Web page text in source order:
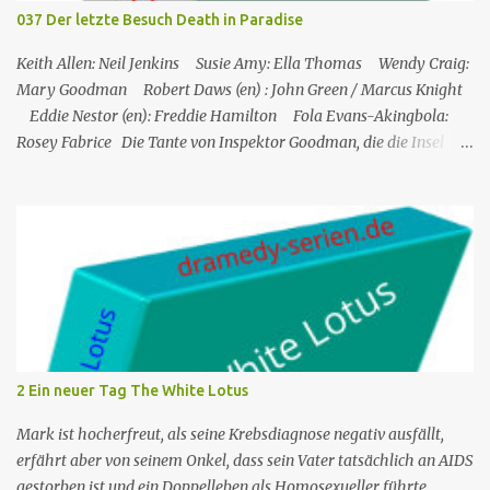
wo es ein Hotel namens Hotel Cecile gibt, das den Taylor-Brüdern
gemeinsam im Speisesa...
037 Der letzte Besuch Death in Paradise
Keith Allen: Neil Jenkins Susie Amy: Ella Thomas Wendy Craig:
Mary Goodman Robert Daws (en) : John Green / Marcus Knight
Eddie Nestor (en): Freddie Hamilton Fola Evans-Akingbola:
Rosey Fabrice Die Tante von Inspektor Goodman, die die Insel
er tat, als er auf die Insel kam, war, Neil Jenkins zu treffen, einen
ehemaligen Gangster, der gekommen war, um einen ruhigen
Ruhestand in der Sonne zu verbringen. Humphrey nimmt seine
Tante Mary, die er sehr mag, in Saint Marie auf und bringt sie in
einem Hotel unter. Mitten in der Nacht hört Mary etwas von einer
der Hotelterrassen fallen. Sie ruft Freddie, den Concierge, an, und
die beiden verlassen das Hotel und finden eine Leiche: es ist John
Green, einer der Gäste des Hotels. Humprey ist daher gezwungen,
de...
2 Ein neuer Tag The White Lotus
Mark ist hocherfreut, als seine Krebsdiagnose negativ ausfällt,
erfährt aber von seinem Onkel, dass sein Vater tatsächlich an AIDS